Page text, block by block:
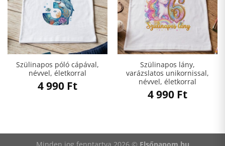
Szülinapos póló cápával,
névvel, életkorral
4 990 Ft
Szülinapos lány,
varázslatos unikornissal,
névvel, életkorral
4 990 Ft